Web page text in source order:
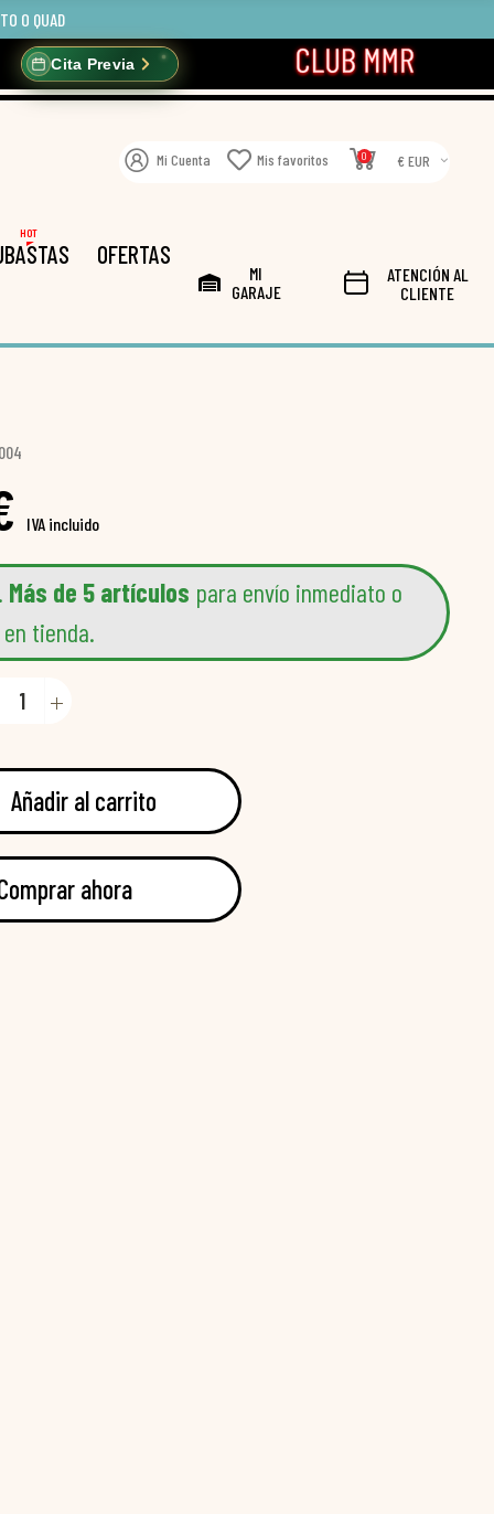
O QUAD
Cita Previa
Mi Cuenta Mis favoritos 0 € EUR
HOT
OFERTAS
MI
GARAJE
ATENCIÓN AL
CLIENTE
IVA incluido
Más de 5 artículos para envío inmediato o
tienda.
Añadir al carrito
ahora